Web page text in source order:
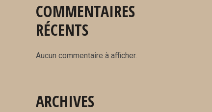
COMMENTAIRES
RÉCENTS
Aucun commentaire à afficher.
ARCHIVES